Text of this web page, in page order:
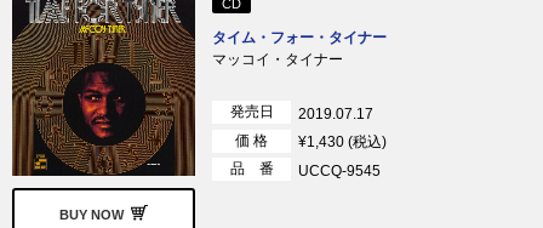
BUY NOW
CD
タイム・フォー・タイナー
マッコイ・タイナー
発売日
2019.07.17
価 格
¥1,430 (税込)
品 番
UCCQ-9545